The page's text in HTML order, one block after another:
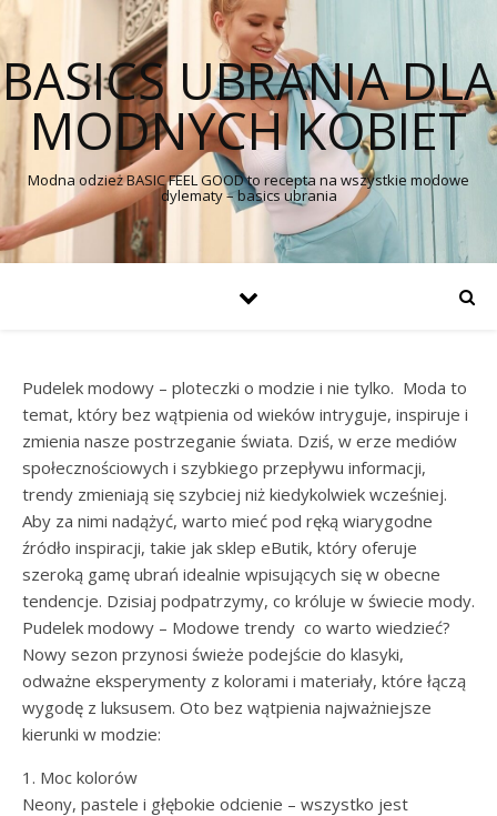
BASICS UBRANIA DLA
MODNYCH KOBIET
Modna odzież BASIC FEEL GOOD to recepta na wszystkie modowe
dylematy – basics ubrania
Pudelek modowy – ploteczki o modzie i nie tylko. Moda to
temat, który bez wątpienia od wieków intryguje, inspiruje i
zmienia nasze postrzeganie świata. Dziś, w erze mediów
społecznościowych i szybkiego przepływu informacji,
trendy zmieniają się szybciej niż kiedykolwiek wcześniej.
Aby za nimi nadążyć, warto mieć pod ręką wiarygodne
źródło inspiracji, takie jak sklep eButik, który oferuje
szeroką gamę ubrań idealnie wpisujących się w obecne
tendencje. Dzisiaj podpatrzymy, co króluje w świecie mody.
Pudelek modowy – Modowe trendy co warto wiedzieć?
Nowy sezon przynosi świeże podejście do klasyki,
odważne eksperymenty z kolorami i materiały, które łączą
wygodę z luksusem. Oto bez wątpienia najważniejsze
kierunki w modzie:
1. Moc kolorów
Neony, pastele i głębokie odcienie – wszystko jest